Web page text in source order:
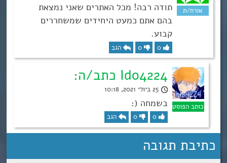
תודה רבה! מכל האתרים שאני נמצאת
בהם אתם כמעט היחידים שמשחררים
קבוע.
0
0 הגב
Ido4224 כתב/ה:
25 ביולי 2021, 10:18
בשמחה (:
0
0 הגב
כתיבת תגובה